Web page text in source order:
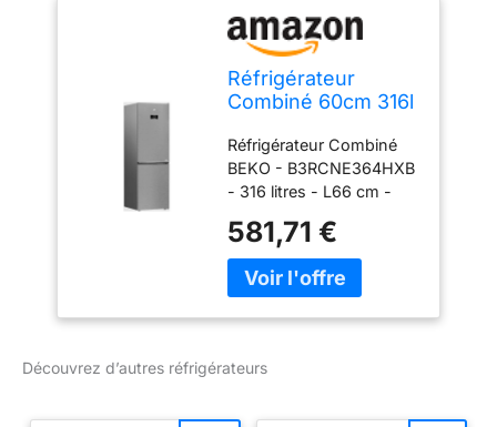
Réfrigérateur
Combiné 60cm 316l
B3RCNE364HXB
Réfrigérateur Combiné
BEKO - B3RCNE364HXB
- 316 litres - L66 cm -
rapido2shop
581,71 €
Découvrez d’autres réfrigérateurs